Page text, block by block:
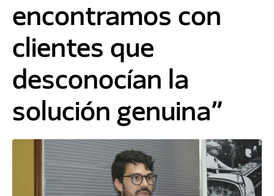
encontramos con
clientes que
desconocían la
solución genuina”